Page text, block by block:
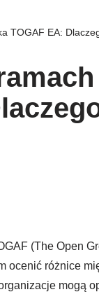
TOGAF EA:
(The Open
ocenić różnice
mogą